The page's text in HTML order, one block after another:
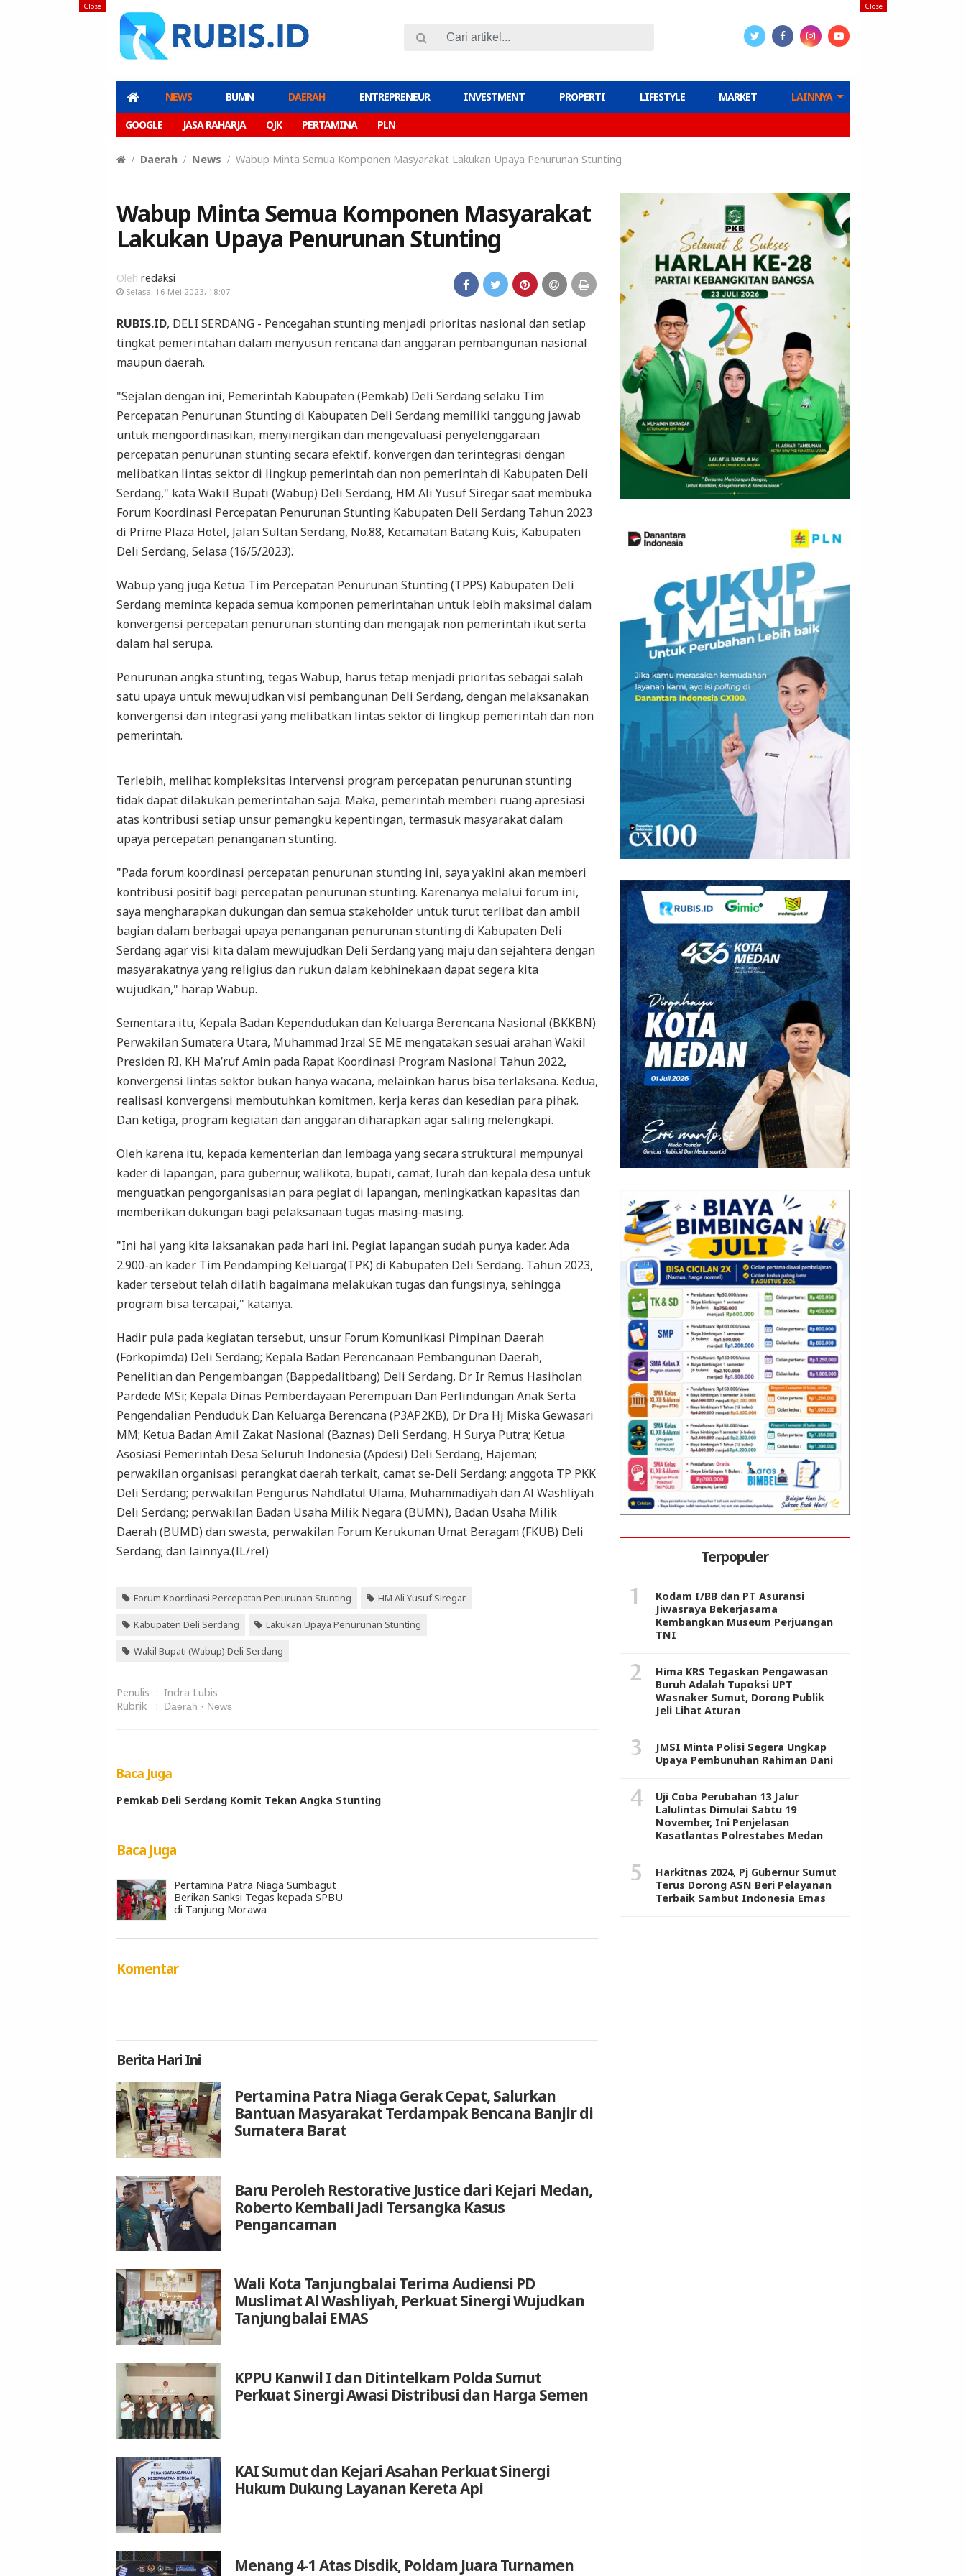
NEWS BUMN DAERAH ENTREPRENEUR INVESTMENT PROPERTI LIFESTYLE MARKET LAINNYA
GOOGLE JASA RAHARJA OJK PERTAMINA PLN
Close
Close
Daerah News Wabup Minta Semua Komponen Masyarakat Lakukan Upaya Penurunan Stunting
Wabup Minta Semua Komponen Masyarakat
Lakukan Upaya Penurunan Stunting
Oleh redaksi
Selasa, 16 Mei 2023, 18:07
RUBIS.ID, DELI SERDANG - Pencegahan stunting menjadi prioritas nasional dan setiap
tingkat pemerintahan dalam menyusun rencana dan anggaran pembangunan nasional
maupun daerah.
"Sejalan dengan ini, Pemerintah Kabupaten (Pemkab) Deli Serdang selaku Tim
Percepatan Penurunan Stunting di Kabupaten Deli Serdang memiliki tanggung jawab
untuk mengoordinasikan, menyinergikan dan mengevaluasi penyelenggaraan
percepatan penurunan stunting secara efektif, konvergen dan terintegrasi dengan
melibatkan lintas sektor di lingkup pemerintah dan non pemerintah di Kabupaten Deli
Serdang," kata Wakil Bupati (Wabup) Deli Serdang, HM Ali Yusuf Siregar saat membuka
Forum Koordinasi Percepatan Penurunan Stunting Kabupaten Deli Serdang Tahun 2023
di Prime Plaza Hotel, Jalan Sultan Serdang, No.88, Kecamatan Batang Kuis, Kabupaten
Deli Serdang, Selasa (16/5/2023).
Wabup yang juga Ketua Tim Percepatan Penurunan Stunting (TPPS) Kabupaten Deli
Serdang meminta kepada semua komponen pemerintahan untuk lebih maksimal dalam
konvergensi percepatan penurunan stunting dan mengajak non pemerintah ikut serta
dalam hal serupa.
Penurunan angka stunting, tegas Wabup, harus tetap menjadi prioritas sebagai salah
satu upaya untuk mewujudkan visi pembangunan Deli Serdang, dengan melaksanakan
konvergensi dan integrasi yang melibatkan lintas sektor di lingkup pemerintah dan non
pemerintah.
Terlebih, melihat kompleksitas intervensi program percepatan penurunan stunting
tidak dapat dilakukan pemerintahan saja. Maka, pemerintah memberi ruang apresiasi
atas kontribusi setiap unsur pemangku kepentingan, termasuk masyarakat dalam
upaya percepatan penanganan stunting.
"Pada forum koordinasi percepatan penurunan stunting ini, saya yakini akan memberi
kontribusi positif bagi percepatan penurunan stunting. Karenanya melalui forum ini,
saya mengharapkan dukungan dan semua stakeholder untuk turut terlibat dan ambil
bagian dalam berbagai upaya penanganan penurunan stunting di Kabupaten Deli
Serdang agar visi kita dalam mewujudkan Deli Serdang yang maju dan sejahtera dengan
masyarakatnya yang religius dan rukun dalam kebhinekaan dapat segera kita
wujudkan," harap Wabup.
Sementara itu, Kepala Badan Kependudukan dan Keluarga Berencana Nasional (BKKBN)
Perwakilan Sumatera Utara, Muhammad Irzal SE ME mengatakan sesuai arahan Wakil
Presiden RI, KH Ma’ruf Amin pada Rapat Koordinasi Program Nasional Tahun 2022,
konvergensi lintas sektor bukan hanya wacana, melainkan harus bisa terlaksana. Kedua,
realisasi konvergensi membutuhkan komitmen, kerja keras dan kesedian para pihak.
Dan ketiga, program kegiatan dan anggaran diharapkan agar saling melengkapi.
Oleh karena itu, kepada kementerian dan lembaga yang secara struktural mempunyai
kader di lapangan, para gubernur, walikota, bupati, camat, lurah dan kepala desa untuk
menguatkan pengorganisasian para pegiat di lapangan, meningkatkan kapasitas dan
memberikan dukungan bagi pelaksanaan tugas masing-masing.
"Ini hal yang kita laksanakan pada hari ini. Pegiat lapangan sudah punya kader. Ada
2.900-an kader Tim Pendamping Keluarga(TPK) di Kabupaten Deli Serdang. Tahun 2023,
kader tersebut telah dilatih bagaimana melakukan tugas dan fungsinya, sehingga
program bisa tercapai," katanya.
Hadir pula pada kegiatan tersebut, unsur Forum Komunikasi Pimpinan Daerah
(Forkopimda) Deli Serdang; Kepala Badan Perencanaan Pembangunan Daerah,
Penelitian dan Pengembangan (Bappedalitbang) Deli Serdang, Dr Ir Remus Hasiholan
Pardede MSi; Kepala Dinas Pemberdayaan Perempuan Dan Perlindungan Anak Serta
Pengendalian Penduduk Dan Keluarga Berencana (P3AP2KB), Dr Dra Hj Miska Gewasari
MM; Ketua Badan Amil Zakat Nasional (Baznas) Deli Serdang, H Surya Putra; Ketua
Asosiasi Pemerintah Desa Seluruh Indonesia (Apdesi) Deli Serdang, Hajeman;
perwakilan organisasi perangkat daerah terkait, camat se-Deli Serdang; anggota TP PKK
Deli Serdang; perwakilan Pengurus Nahdlatul Ulama, Muhammadiyah dan Al Washliyah
Deli Serdang; perwakilan Badan Usaha Milik Negara (BUMN), Badan Usaha Milik
Daerah (BUMD) dan swasta, perwakilan Forum Kerukunan Umat Beragam (FKUB) Deli
Serdang; dan lainnya.(IL/rel)
Forum Koordinasi Percepatan Penurunan Stunting HM Ali Yusuf Siregar
Kabupaten Deli Serdang Lakukan Upaya Penurunan Stunting
Wakil Bupati (Wabup) Deli Serdang
Penulis : Indra Lubis
Rubrik
: Daerah News
Baca Juga
Pemkab Deli Serdang Komit Tekan Angka Stunting
Baca Juga
Pertamina Patra Niaga Sumbagut
Berikan Sanksi Tegas kepada SPBU
di Tanjung Morawa
Komentar
Berita Hari Ini
Pertamina Patra Niaga Gerak Cepat, Salurkan
Bantuan Masyarakat Terdampak Bencana Banjir di
Sumatera Barat
Baru Peroleh Restorative Justice dari Kejari Medan,
Roberto Kembali Jadi Tersangka Kasus
Pengancaman
Wali Kota Tanjungbalai Terima Audiensi PD
Muslimat Al Washliyah, Perkuat Sinergi Wujudkan
Tanjungbalai EMAS
KPPU Kanwil I dan Ditintelkam Polda Sumut
Perkuat Sinergi Awasi Distribusi dan Harga Semen
KAI Sumut dan Kejari Asahan Perkuat Sinergi
Hukum Dukung Layanan Kereta Api
Menang 4-1 Atas Disdik, Poldam Juara Turnamen
Terpopuler
Kodam I/BB dan PT Asuransi
Jiwasraya Bekerjasama
Kembangkan Museum Perjuangan
TNI
Hima KRS Tegaskan Pengawasan
Buruh Adalah Tupoksi UPT
Wasnaker Sumut, Dorong Publik
Jeli Lihat Aturan
JMSI Minta Polisi Segera Ungkap
Upaya Pembunuhan Rahiman Dani
Uji Coba Perubahan 13 Jalur
Lalulintas Dimulai Sabtu 19
November, Ini Penjelasan
Kasatlantas Polrestabes Medan
Harkitnas 2024, Pj Gubernur Sumut
Terus Dorong ASN Beri Pelayanan
Terbaik Sambut Indonesia Emas